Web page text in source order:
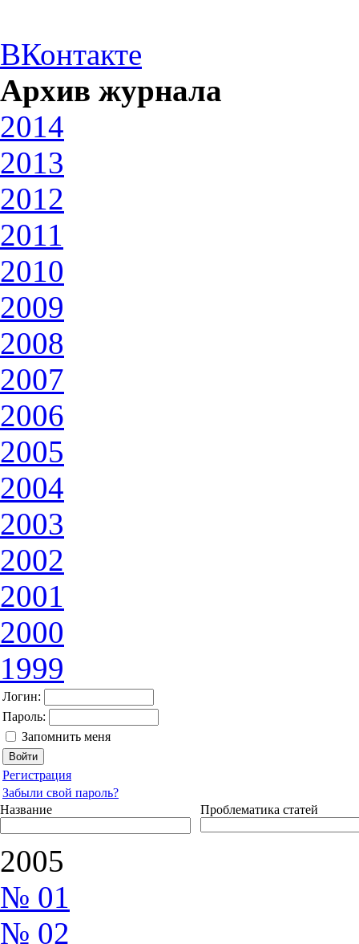
ВКонтакте
Архив журнала
2014
2013
2012
2011
2010
2009
2008
2007
2006
2005
2004
2003
2002
2001
2000
1999
Логин:
Пароль:
Запомнить меня
Регистрация
Забыли свой пароль?
Название
Проблематика статей
2005
№ 01
№ 02